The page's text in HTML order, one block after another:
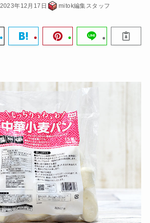
2023年12月17日 mitok編集スタッフ